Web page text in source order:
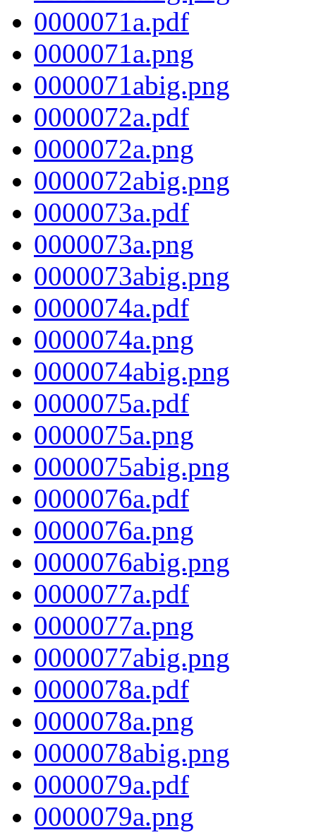
0000071a.pdf
0000071a.png
0000071abig.png
0000072a.pdf
0000072a.png
0000072abig.png
0000073a.pdf
0000073a.png
0000073abig.png
0000074a.pdf
0000074a.png
0000074abig.png
0000075a.pdf
0000075a.png
0000075abig.png
0000076a.pdf
0000076a.png
0000076abig.png
0000077a.pdf
0000077a.png
0000077abig.png
0000078a.pdf
0000078a.png
0000078abig.png
0000079a.pdf
0000079a.png